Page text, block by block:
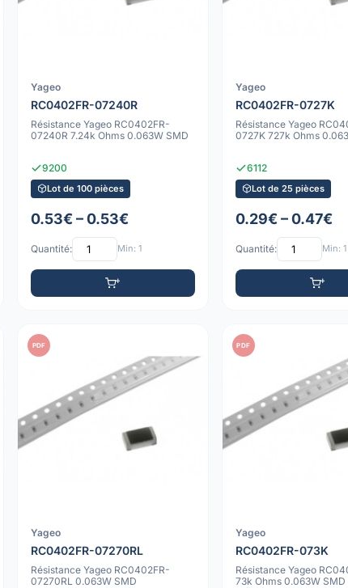
Yageo
RC0402FR-07240R
Résistance Yageo RC0402FR-
07240R 7.24k Ohms 0.063W SMD
9200
Lot de 100 pièces
0.53€ – 0.53€
Quantité: Min: 1
Yageo
RC0402FR-0727K
Résistance Yageo
0727K 727k Ohms
6112
Lot de 25 pièces
0.29€ – 0.47€
Quantité: Min: 1
PDF
Yageo
RC0402FR-07270RL
Résistance Yageo RC0402FR-
07270RL 0.063W SMD
PDF
Yageo
RC0402FR-073K
Résistance Yageo
73k Ohms 0.063W SMD